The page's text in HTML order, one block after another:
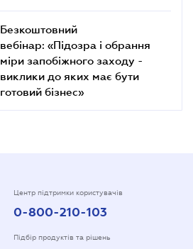
Безкоштовний
вебінар: «Підозра і обрання
міри запобіжного заходу -
виклики до яких має бути
готовий бізнес»
Центр підтримки користувачів
0-800-210-103
Підбір продуктів та рішень